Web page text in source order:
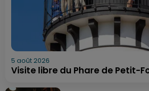
5 août 2026
Visite libre du Phare de Petit-